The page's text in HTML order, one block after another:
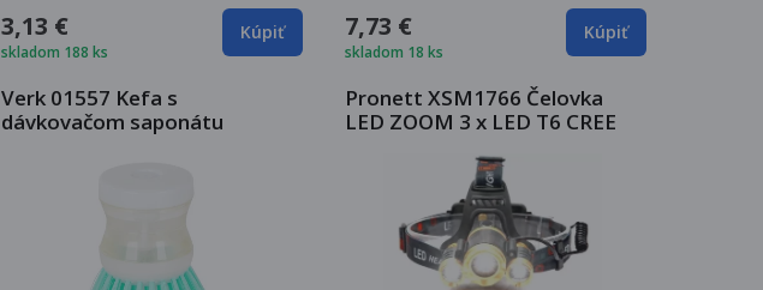
3,13 €
skladom 188 ks
Kúpiť 7,73 €
skladom 18 ks
Kúpiť
Verk 01557 Kefa s
dávkovačom saponátu
Pronett XSM1766 Čelovka
LED ZOOM 3 x LED T6 CREE